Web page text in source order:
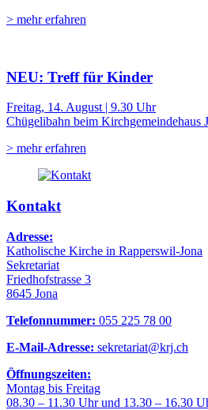
> mehr erfahren
NEU: Treff für Kinder
Freitag, 14. August | 9.30 Uhr
Chügelibahn beim Kirchgemeindehaus
> mehr erfahren
Kontakt
Adresse:
Katholische Kirche in Rapperswil-Jona
Sekretariat
Friedhofstrasse 3
8645 Jona
Telefonnummer: 055 225 78 00
E-Mail-Adresse: sekretariat@krj.ch
Öffnungszeiten:
Montag bis Freitag
08.30 – 11.30 Uhr und 13.30 – 16.30